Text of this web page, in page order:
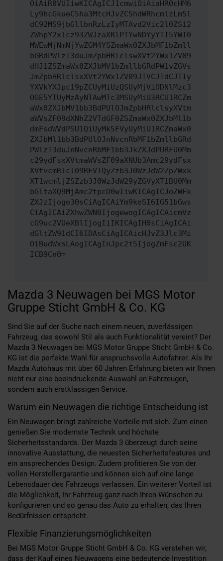
OiAiR0VUIiwKICAgICJ1cmwiOiAiaHR0cHM6
Ly9hcGkueC5ha3MtcHJvZC5hdWRhcmlzLm5l
dC92MS9jbGllbnRzLzIyMTAvd2Vic2l0ZS12
ZWhpY2xlcz93ZWJzaXRlPTYwNDYyYTI5YWI0
MWEwMjNmNjYwZGM4YSZmaWx0ZXJbMF1bZmll
bGRdPWlzT3duJmZpbHRlclswXVt2YWx1ZV09
dHJ1ZSZmaWx0ZXJbMV1bZmllbGRdPW1vZGVs
JmZpbHRlclsxXVt2YWx1ZV09JTVCJTdCJTIy
YXVkYXJpc19pZCUyMiUzQSUyMjViODNlMzc3
OGE5YTUyMzAyNTAwMTc3MSUyMiU3RCU1RCZm
aWx0ZXJbMV1bb3BdPUlOJmZpbHRlclsyXVtm
aWVsZF09dXNhZ2VTdGF0ZSZmaWx0ZXJbMl1b
dmFsdWVdPSU1QiUyMk5FVyUyMiU1RCZmaWx0
ZXJbMl1bb3BdPUlOJnNvcnRbMF1bZmllbGRd
PWlzT3duJnNvcnRbMF1bb3JkZXJdPURFU0Mm
c29ydFsxXVtmaWVsZF09aXNUb3Amc29ydFsx
XVtvcmRlcl09REVTQyZzb3J0WzJdW2ZpZWxk
XT1wcmljZSZzb3J0WzJdW29yZGVyXT1BU0Mm
bGltaXQ9MjAmc2tpcD0wIiwKICAgICJoZWFk
ZXJzIjoge30sCiAgICAiYm9keSI6IG51bGws
CiAgICAiZXhwZWN0IjogewogICAgICAicmVz
cG9uc2VUeXBlIjogIiIKICAgIH0sCiAgICAi
dGltZW91dCI6IDAsCiAgICAicHJvZ3Jlc3Mi
OiBudWxsLAogICAgInJpc2t5IjogZmFsc2UK
ICB9Cn0=
Mazda 3 Neuwagen bei MGS Motor
Gruppe Sticht GmbH & Co. KG
Sind Sie auf der Suche nach einem neuen, zuverlässigen
Fahrzeug, das sowohl Stil als auch Funktionalität vereint? Der
Mazda 3 Neuwagen bei MGS Motor Gruppe Sticht GmbH & Co.
KG ist die perfekte Wahl für anspruchsvolle Autofahrer. Als Ihr
Mazda Autohaus mit über 60 Jahren Erfahrung bieten wir Ihnen
nicht nur eine beeindruckende Auswahl an Fahrzeugen,
sondern auch erstklassigen Service.
Warum ein Neuwagen die richtige Entscheidung ist
Ein Neuwagen bringt zahlreiche Vorteile mit sich. Zum einen
genießen Sie modernste Technik und höchste
Sicherheitsstandards. Der Mazda 3 überzeugt durch seine
innovative Ausstattung, die neuesten Sicherheitsfeatures und
ein ansprechendes Design. Zudem profitieren Sie von der
vollen Herstellergarantie und können sich auf eine lange
Lebensdauer des Fahrzeugs verlassen. Ein weiterer Vorteil ist
die Möglichkeit, Ihr Fahrzeug ganz nach Ihren Wünschen zu
konfigurieren und so genau das Auto zu erhalten, das Ihren
Bedürfnissen entspricht.
Flexible Finanzierungsmöglichkeiten
Bei MGS Motor Gruppe Sticht GmbH & Co. KG verstehen wir,
dass der Kauf eines Neuwagens eine bedeutende Investition